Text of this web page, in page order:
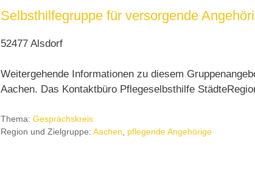
Selbsthilfegruppe für versorgende
52477 Alsdorf
Weitergehende Informationen zu diesem
Aachen. Das Kontaktbüro Pflegeselbsthilfe
Thema: Gesprächskreis
Region und Zielgruppe: Aachen pflegende Angehörige